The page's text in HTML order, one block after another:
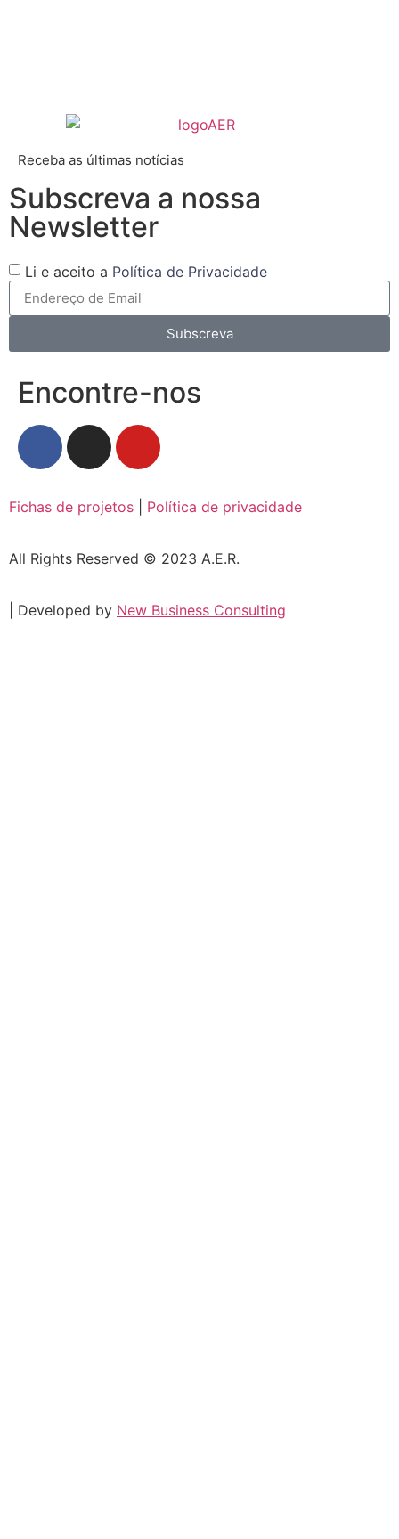
Receba as últimas notícias
Subscreva a nossa
Newsletter
Li e aceito a Política de Privacidade
Subscreva
Encontre-nos
Fichas de projetos Política de privacidade
All Rights Reserved © 2023 A.E.R.
| Developed by New Business Consulting